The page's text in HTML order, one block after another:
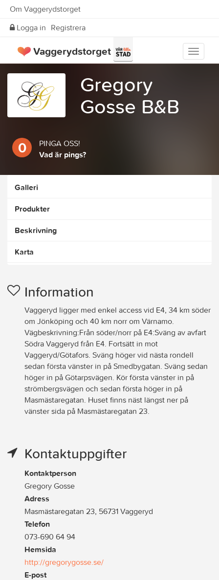
Om Vaggerydstorget
Logga in Registrera
Visa
meny
Vaggerydstorget
Gregory
Gosse B&B
0
PINGA OSS!
Vad är pings?
Galleri
Produkter
Beskrivning
Karta
Information
Vaggeryd ligger med enkel access vid E4, 34 km söder
om Jönköping och 40 km norr om Värnamo.
Vägbeskrivning:Från söder/norr på E4:Sväng av avfart
Södra Vaggeryd från E4. Fortsätt in mot
Vaggeryd/Götafors. Sväng höger vid nästa rondell
sedan första vänster in på Smedbygatan. Sväng sedan
höger in på Götarpsvägen. Kör första vänster in på
strömbergsvägen och sedan första höger in på
Masmästaregatan. Huset finns näst längst ner på
vänster sida på Masmästaregatan 23.
Kontaktuppgifter
Kontaktperson
Gregory Gosse
Adress
Masmästaregatan 23, 56731 Vaggeryd
Telefon
073-690 64 94
Hemsida
http://gregorygosse.se/
E-post